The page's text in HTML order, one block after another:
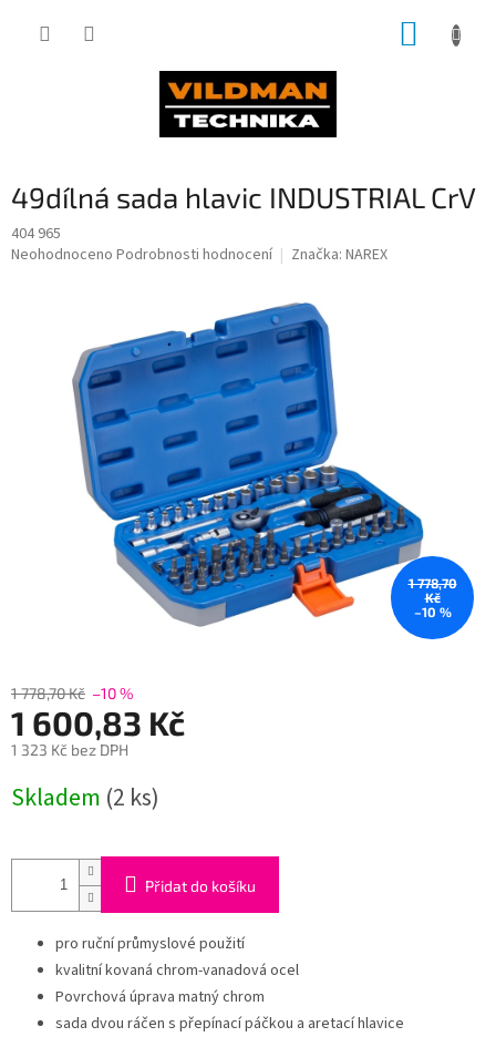
49dílná sada hlavic INDUSTRIAL CrV
404 965
Průměrné
hvězdiček.
Neohodnoceno Podrobnosti hodnocení Značka: NAREX
1 778,70
Kč
–10 %
1 778,70 Kč –10 %
1 600,83 Kč
1 323 Kč bez DPH
cena:
Skladem (2 ks)
Přidat do košíku
pro ruční průmyslové použití
kvalitní kovaná chrom-vanadová ocel
Povrchová úprava matný chrom
sada dvou ráčen s přepínací páčkou a aretací hlavice